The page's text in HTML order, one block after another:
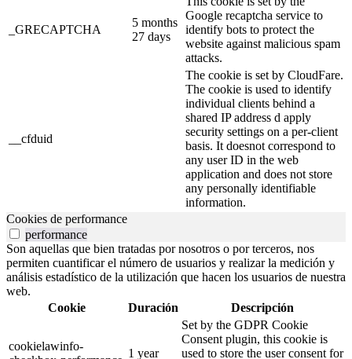
_GRECAPTCHA
5 months
27 days
Google recaptcha service to
identify bots to protect the
website against malicious spam
attacks.
__cfduid
The cookie is set by CloudFare.
The cookie is used to identify
individual clients behind a
shared IP address d apply
security settings on a per-client
basis. It doesnot correspond to
any user ID in the web
application and does not store
any personally identifiable
information.
Cookies de performance
performance
Son aquellas que bien tratadas por nosotros o por terceros, nos
permiten cuantificar el número de usuarios y realizar la medición y
análisis estadístico de la utilización que hacen los usuarios de nuestra
web.
Cookie
Duración Descripción
cookielawinfo-
1 year
Set by the GDPR Cookie
Consent plugin, this cookie is
used to store the user consent for